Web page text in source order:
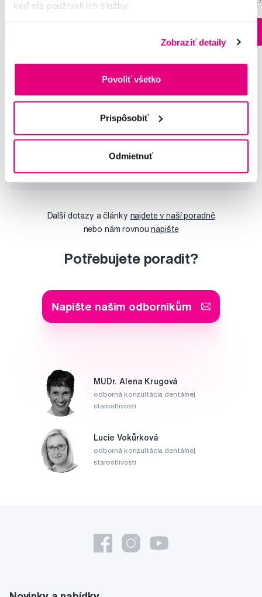
keď ste používali ich služby.
Zobraziť detaily
Povoliť všetko
Prispôsobiť
Odmietnuť
3 prodejnách
Vybrané dotazy a články
Dentalna starostlivosť
Silvia
Další dotazy a články najdete v naší poradně
nebo nám rovnounapište
Potřebujete poradit?
Napište našim odborníkům
MUDr. Alena Krugová
odborná konzultácia dentálnej
starostlivosti
Lucie Vokůrková
odborná konzultácia dentálnej
starostlivosti